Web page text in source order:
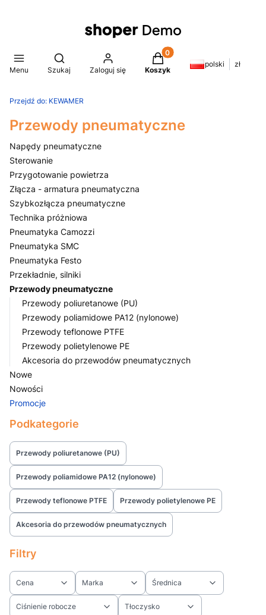
Menu
Otwórz wyszukiwarkę
Szukaj Zaloguj się
Produkty w koszyku: 0.
Koszyk
polski zł
Przejdź do: KEWAMER
Przewody pneumatyczne
Napędy pneumatyczne
Sterowanie
Przygotowanie powietrza
Złącza - armatura pneumatyczna
Szybkozłącza pneumatyczne
Technika próżniowa
Pneumatyka Camozzi
Pneumatyka SMC
Pneumatyka Festo
Przekładnie, silniki
Przewody pneumatyczne
Przewody poliuretanowe (PU)
Przewody poliamidowe PA12 (nylonowe)
Przewody teflonowe PTFE
Przewody polietylenowe PE
Akcesoria do przewodów pneumatycznych
Nowe
Nowości
Promocje
Koniec menu
Podkategorie
Przewody poliuretanowe (PU)
Przewody poliamidowe PA12 (nylonowe)
Przewody teflonowe PTFE Przewody polietylenowe PE
Akcesoria do przewodów pneumatycznych
Filtry
Cena Marka Średnica
Ciśnienie robocze Tłoczysko